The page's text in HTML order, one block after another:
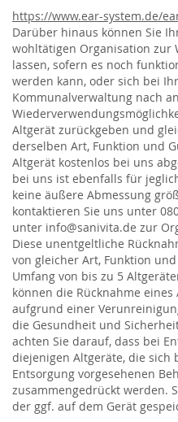
https://www.ear-system.de/
Darüber hinaus können Sie
wohltätigen Organisation zur
lassen, sofern es noch
werden kann, oder sich bei
Kommunalverwaltung nach
Altgerät zurückgeben und
derselben Art, Funktion und
Altgerät kostenlos bei uns
bei uns ist ebenfalls für
keine äußere Abmessung
kontaktieren Sie uns unter
unter info@sanivita.de zur
Diese unentgeltliche
von gleicher Art, Funktion
Umfang von bis zu 5
können die Rücknahme
aufgrund einer
die Gesundheit und
achten Sie darauf, dass bei
diejenigen Altgeräte, die sich
Entsorgung vorgesehenen
zusammengedrückt werden.
der ggf. auf dem Gerät